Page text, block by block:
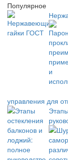
Популярное
управления для